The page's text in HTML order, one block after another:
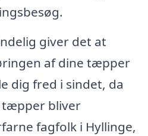
giver det at
af dine tæpper
dig fred i sindet, da
tæpper bliver
fagfolk i Hyllinge,